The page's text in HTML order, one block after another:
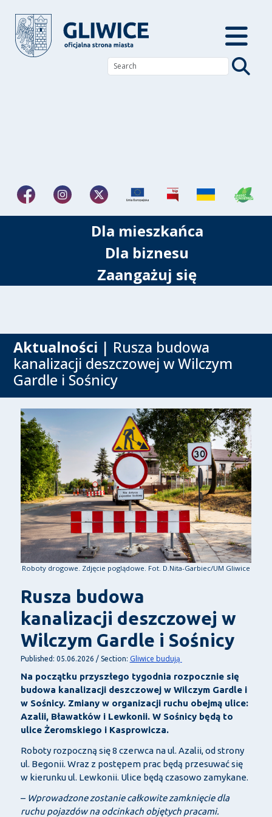
Dla mieszkańca
Dla biznesu
Zaangażuj się
Aktualności | Rusza budowa
kanalizacji deszczowej w Wilczym
Gardle i Sośnicy
Roboty drogowe. Zdjęcie poglądowe. Fot. D.Nita-Garbiec/UM Gliwice
Rusza budowa
kanalizacji deszczowej w
Wilczym Gardle i Sośnicy
Published: 05.06.2026 / Section: Gliwice budują
Na początku przyszłego tygodnia rozpocznie się
budowa kanalizacji deszczowej w Wilczym Gardle i
w Sośnicy. Zmiany w organizacji ruchu obejmą ulice:
Azalii, Bławatków i Lewkonii. W Sośnicy będą to
ulice Żeromskiego i Kasprowicza.
Roboty rozpoczną się 8 czerwca na ul. Azalii, od strony
ul. Begonii. Wraz z postępem prac będą przesuwać się
w kierunku ul. Lewkonii. Ulice będą czasowo zamykane.
– Wprowadzone zostanie całkowite zamknięcie dla
ruchu pojazdów na odcinkach objętych pracami.